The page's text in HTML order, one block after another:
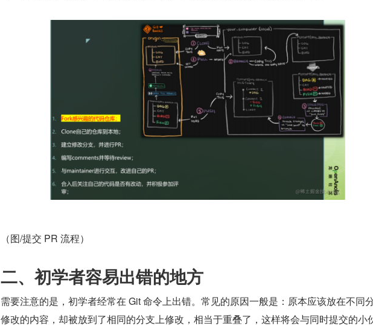
（图/提交 PR 流程）
二、初学者容易出错的地方
需要注意的是，初学者经常在 Git 命令上出错。常见的原因一般是：原本应该放在不同
修改的内容，却被放到了相同的分支上修改，相当于重叠了，这样将会与同时提交的小